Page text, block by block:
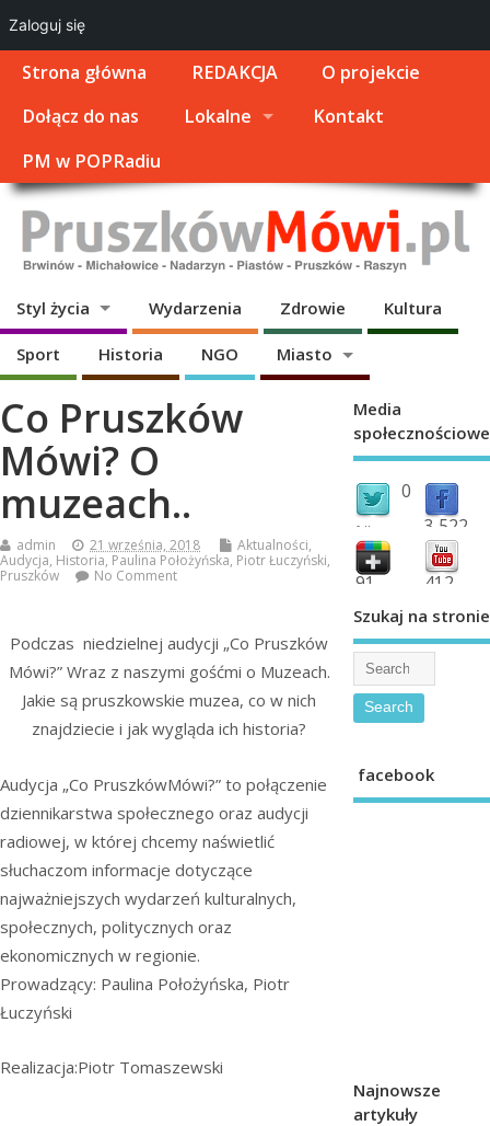
Strona główna REDAKCJA
O projekcie
Dołącz do nas
Lokalne
Kontakt
PM w POPRadiu
Styl życia Wydarzenia Zdrowie Kultura
Sport Historia NGO Miasto
Co Pruszków
Mówi? O
muzeach..
admin 21 września, 2018 Aktualności,
Audycja, Historia, Paulina Położyńska, Piotr Łuczyński,
Pruszków
No Comment
Podczas niedzielnej audycji „Co Pruszków
Mówi?” Wraz z naszymi gośćmi o Muzeach.
Jakie są pruszkowskie muzea, co w nich
znajdziecie i jak wygląda ich historia?
Audycja „Co PruszkówMówi?” to połączenie
dziennikarstwa społecznego oraz audycji
radiowej, w której chcemy naświetlić
słuchaczom informacje dotyczące
najważniejszych wydarzeń kulturalnych,
społecznych, politycznych oraz
ekonomicznych w regionie.
Prowadzący: Paulina Położyńska, Piotr
Łuczyński
Realizacja:Piotr Tomaszewski
Media
społecznościowe
0
followers 3,522
fans
91 412
Szukaj na stronie
facebook
Najnowsze
artykuły
Zaloguj się